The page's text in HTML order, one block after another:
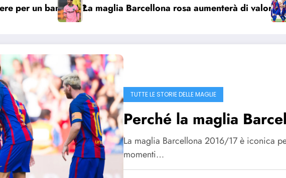
bambino?La maglia Barcellona rosa aumenterà di valore?
TUTTE LE STORIE DELLE MAGLIE
Perché la maglia
La maglia Barcellona 2016/17 è iconica
momenti…